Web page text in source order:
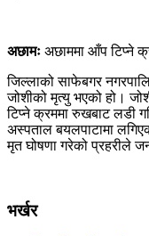
अछामः अछाममा आँप टिप्ने
जिल्लाको साफेबगर
जोशीको मृत्यु भएको हो।
टिप्ने क्रममा रुखबाट लडी
अस्पताल बयलपाटामा
मृत घोषणा गरेको प्रहरीले
भर्खर